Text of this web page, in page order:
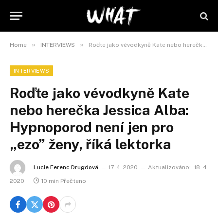
Home » INTERVIEWS » Roďte jako vévodkyně Kate nebo herečka Jessica Alba: Hypnoporod není jen pro „ezo” ženy, říká lektorka
INTERVIEWS
Roďte jako vévodkyně Kate
nebo herečka Jessica Alba:
Hypnoporod není jen pro
„ezo” ženy, říká lektorka
Lucie Ferenc Drugdová 17. 4. 2020 Aktualizováno: 18. 4.
2020
10 min Přečteno